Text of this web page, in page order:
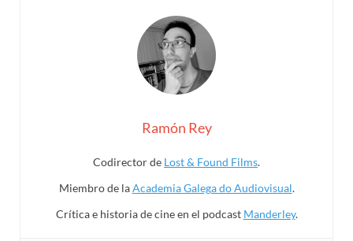
Ramón Rey
Codirector de Lost & Found Films.
Miembro de laAcademia Galega do Audiovisual.
Crítica e historia de cine en el podcast Manderley.